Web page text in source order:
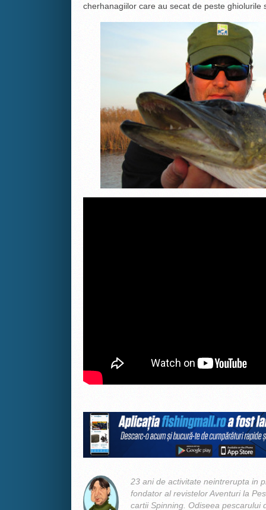
cherhanagiilor care au secat de peste ghiolurile
23 ani de activitate neintrerupta in
fondator al revistelor Aventuri la
cartii Spinning. Odiseea pescarului